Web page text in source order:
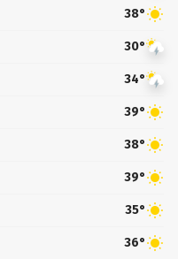
38°
30°
34°
39°
38°
39°
35°
36°